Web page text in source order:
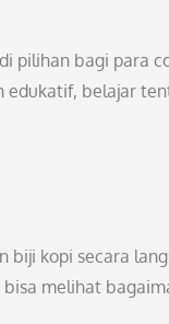
pilihan bagi para
edukatif, belajar
biji kopi secara
melihat